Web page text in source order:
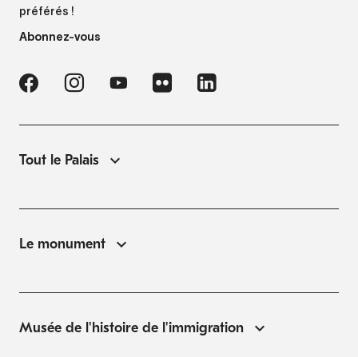
préférés !
Abonnez-vous
Tout le Palais
Le monument
Musée de l'histoire de l'immigration